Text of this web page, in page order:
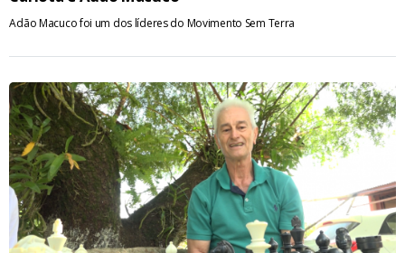
Adão Macuco foi um dos líderes do Movimento Sem Terra